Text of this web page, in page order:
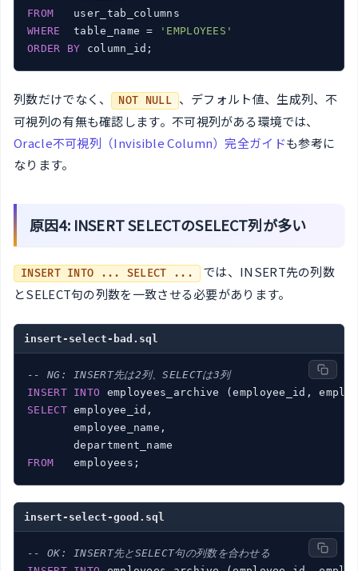
FROM
WHERE
  table_name =
'EMPLOYEES'
ORDER
BY
列数だけでなく、 NOT NULL 、デフォルト値、生成列、不
可視列の有無も確認します。不可視列がある環境では、
Oracle不可視列（Invisible Column）完全ガイドも参考に
なります。
原因4: INSERT SELECTのSELECT列が多い
INSERT INTO ... SELECT ...
では、INSERT先の列数
とSELECT句の列数を一致させる必要があります。
insert-select-bad.sql
-- NG: INSERT先は2列、SELECTは3列
INSERT
INTO
SELECT employee_id,
       employee_name,
FROM
insert-select-good.sql
-- OK: INSERT先とSELECT句の列数を合わせる